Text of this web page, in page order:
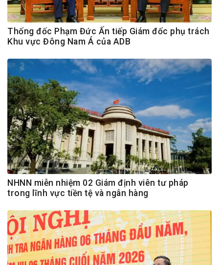
Thống đốc Phạm Đức Ấn tiếp Giám đốc phụ trách
Khu vực Đông Nam Á của ADB
NHNN miễn nhiệm 02 Giám định viên tư pháp
trong lĩnh vực tiền tệ và ngân hàng